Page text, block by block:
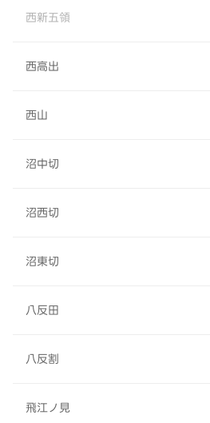
西新五領
西高出
西山
沼中切
沼西切
沼東切
八反田
八反割
飛江ノ見